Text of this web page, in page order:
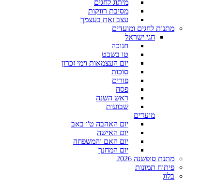
מיתוג לחגים
מסיבת רווקות
עצב זאת בעצמך
מתנות לחגים ומועדים
חגי ישראל
חנוכה
טו בשבט
יום העצמאות וימי זכרון
סוכות
פורים
פסח
ראש השנה
שבועות
מועדים
יום האהבה ט'ו באב
יום האישה
יום האם והמשפחה
יום המחנך
מתנת סופשנה 2026
פיתוח תמונות
בלוג